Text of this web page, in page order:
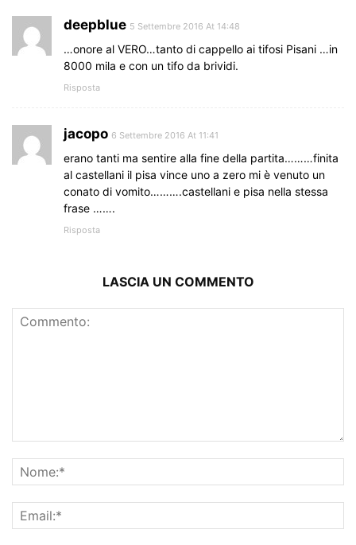
deepblue 5 Settembre 2016 At 14:48
…onore al VERO…tanto di cappello ai tifosi Pisani …in
8000 mila e con un tifo da brividi.
Risposta
jacopo 6 Settembre 2016 At 11:41
erano tanti ma sentire alla fine della partita………finita
al castellani il pisa vince uno a zero mi è venuto un
conato di vomito……….castellani e pisa nella stessa
frase …….
Risposta
LASCIA UN COMMENTO